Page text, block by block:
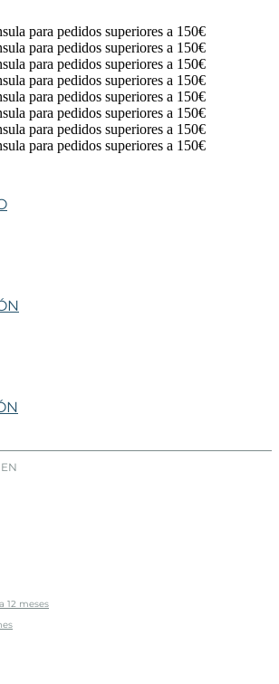
para pedidos superiores a 150€
para pedidos superiores a 150€
para pedidos superiores a 150€
para pedidos superiores a 150€
para pedidos superiores a 150€
para pedidos superiores a 150€
para pedidos superiores a 150€
para pedidos superiores a 150€
12 meses